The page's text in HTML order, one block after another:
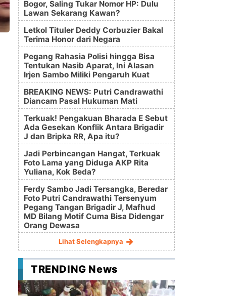
Bogor, Saling Tukar Nomor HP: Dulu
Lawan Sekarang Kawan?
Letkol Tituler Deddy Corbuzier Bakal
Terima Honor dari Negara
Pegang Rahasia Polisi hingga Bisa
Tentukan Nasib Aparat, Ini Alasan
Irjen Sambo Miliki Pengaruh Kuat
BREAKING NEWS: Putri Candrawathi
Diancam Pasal Hukuman Mati
Terkuak! Pengakuan Bharada E Sebut
Ada Gesekan Konflik Antara Brigadir
J dan Bripka RR, Apa itu?
Jadi Perbincangan Hangat, Terkuak
Foto Lama yang Diduga AKP Rita
Yuliana, Kok Beda?
Ferdy Sambo Jadi Tersangka, Beredar
Foto Putri Candrawathi Tersenyum
Pegang Tangan Brigadir J, Mafhud
MD Bilang Motif Cuma Bisa Didengar
Orang Dewasa
Lihat Selengkapnya
TRENDING News